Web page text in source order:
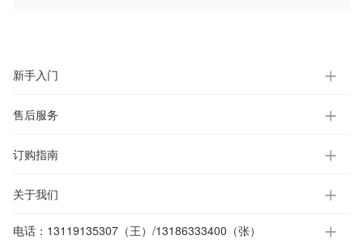
新手入门
售后服务
订购指南
关于我们
电话： 13119135307（王）/13186333400（张）